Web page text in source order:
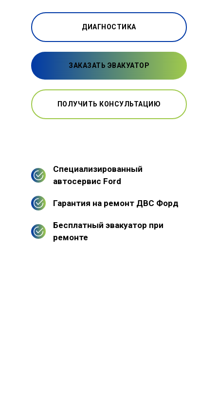
ДИАГНОСТИКА
ЗАКАЗАТЬ ЭВАКУАТОР
ПОЛУЧИТЬ КОНСУЛЬТАЦИЮ
Специализированный
автосервис Ford
Гарантия на ремонт ДВС Форд
Бесплатный эвакуатор при
ремонте